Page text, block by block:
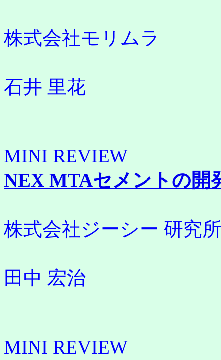
株式会社モリムラ
石井 里花
MINI REVIEW
NEX MTAセメントの開
株式会社ジーシー 研究所
田中 宏治
MINI REVIEW